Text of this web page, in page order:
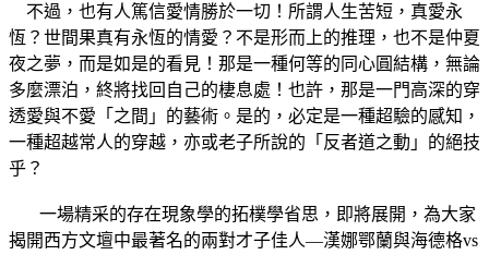
不過，也有人篤信愛情勝於一切！所謂人生苦短，真愛永
恆？世間果真有永恆的情愛？不是形而上的推理，也不是仲夏
夜之夢，而是如是的看見！那是一種何等的同心圓結構，無論
多麼漂泊，終將找回自己的棲息處！也許，那是一門高深的穿
透愛與不愛「之間」的藝術。是的，必定是一種超驗的感知，
一種超越常人的穿越，亦或老子所說的「反者道之動」的絕技
乎？
一場精采的存在現象學的拓樸學省思，即將展開，為大家
揭開西方文壇中最著名的兩對才子佳人—漢娜鄂蘭與海德格vs